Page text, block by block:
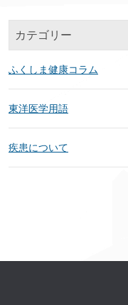
カテゴリー
ふくしま健康コラム
東洋医学用語
疾患について